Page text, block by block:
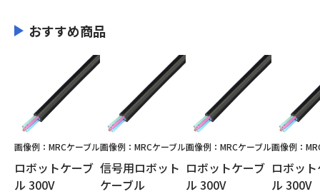
おすすめ商品
画像例：MRCケーブル
ロボットケーブ
ル 300V
画像例：MRCケーブル
信号用ロボット
ケーブル
画像例：MRCケーブル
ロボットケーブ
ル 300V
画像例：
ロボッ
ル 300V